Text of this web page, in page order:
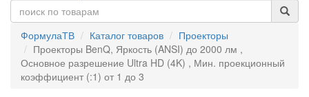
ФормулаТВ Каталог товаров
Проекторы
Проекторы BenQ, Яркость (ANSI) до 2000 лм ,
Основное разрешение Ultra HD (4K) , Мин. проекционный
коэффициент (:1) от 1 до 3